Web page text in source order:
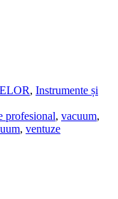
, Instrumente și
profesional, vacuum,
, ventuze